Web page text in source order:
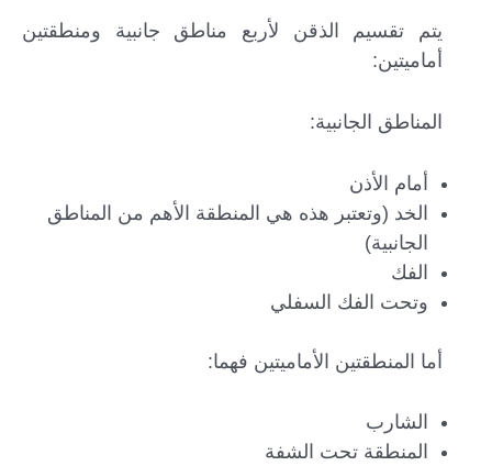
يتم تقسيم الذقن لأربع مناطق جانبية ومنطقتين
أماميتين:
المناطق الجانبية:
أمام الأذن
الخد (وتعتبر هذه هي المنطقة الأهم من المناطق
الجانبية)
الفك
وتحت الفك السفلي
أما المنطقتين الأماميتين فهما:
الشارب
المنطقة تحت الشفة